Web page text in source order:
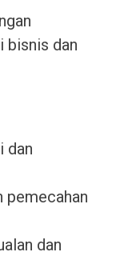
bisnis dan
dan
pemecahan
dan